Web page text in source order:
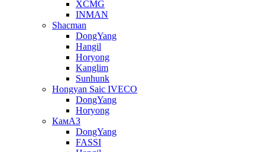
XCMG
INMAN
Shacman
DongYang
Hangil
Horyong
Kanglim
Sunhunk
Hongyan Saic IVECO
DongYang
Horyong
КамАЗ
DongYang
FASSI